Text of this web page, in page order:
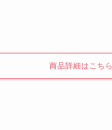
商品詳細はこちら